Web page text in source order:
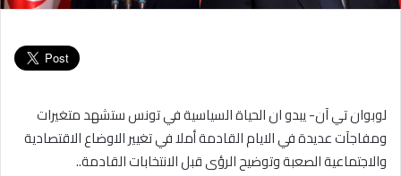
لوبوان تي آن- يبدو ان الحياة السياسية في تونس ستشهد متغيرات
ومفاجآت عديدة في الايام القادمة أملا في تغيير الاوضاع الاقتصادية
والاجتماعية الصعبة وتوضيح الرؤى قبل الانتخابات القادمة..